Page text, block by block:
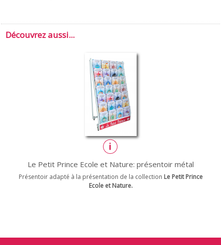
Découvrez aussi...
Le Petit Prince Ecole et Nature: présentoir métal
Présentoir adapté à la présentation de la collection Le Petit Prince
Ecole et Nature.